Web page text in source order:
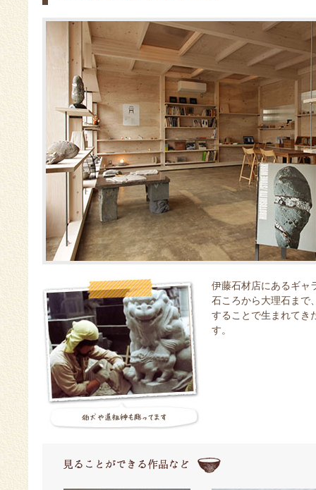
伊藤石材店にあるギャ
石ころから大理石まで
することで生まれてき
す。